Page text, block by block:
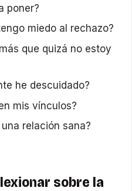
poner?
miedo al rechazo?
que quizá no estoy
he descuidado?
mis vínculos?
relación sana?
sobre la